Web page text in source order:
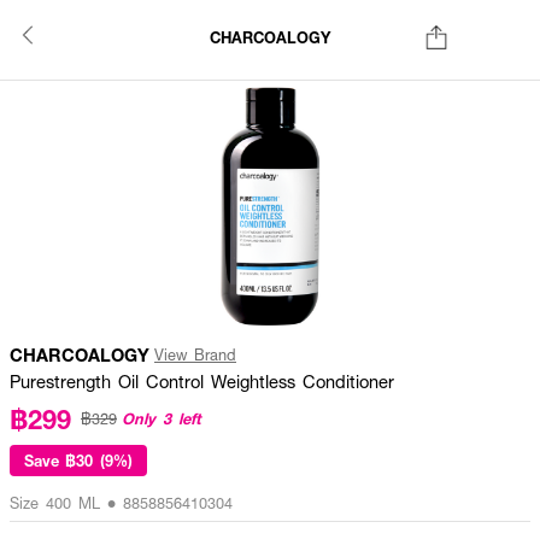
CHARCOALOGY
CHARCOALOGY View Brand
Purestrength Oil Control Weightless Conditioner
฿299 ฿329 Only 3 left
Save ฿30 (9%)
Size 400 ML • 8858856410304